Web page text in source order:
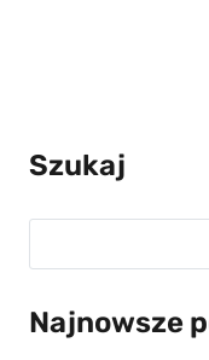
Szukaj
Najnowsze